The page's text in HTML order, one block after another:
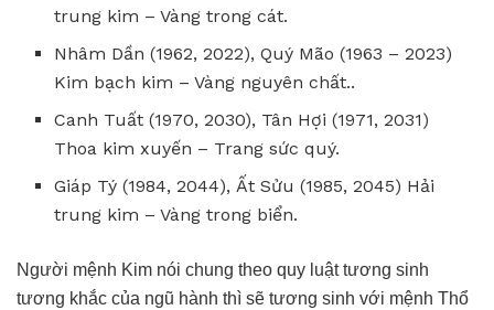
trung kim – Vàng trong cát.
Nhâm Dần (1962, 2022), Quý Mão (1963 – 2023)
Kim bạch kim – Vàng nguyên chất..
Canh Tuất (1970, 2030), Tân Hợi (1971, 2031)
Thoa kim xuyến – Trang sức quý.
Giáp Tý (1984, 2044), Ất Sửu (1985, 2045) Hải
trung kim – Vàng trong biển.
Người mệnh Kim nói chung theo quy luật tương sinh
tương khắc của ngũ hành thì sẽ tương sinh với mệnh Thổ